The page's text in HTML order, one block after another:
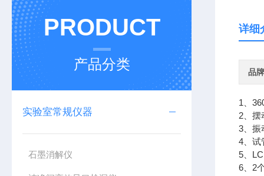
PRODUCT
产品分类
实验室常规仪器
石墨消解仪
详细
品牌
1、
2、摆
3、振
4、试
5、
6、2